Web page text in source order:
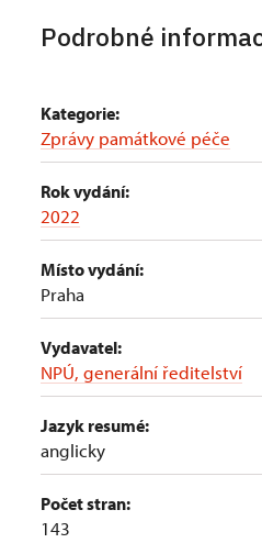
Podrobné
Kategorie:
Zprávy památkové péče
Rok vydání:
2022
Místo vydání:
Praha
Vydavatel:
NPÚ, generální ředitelství
Jazyk resumé:
anglicky
Počet stran:
143